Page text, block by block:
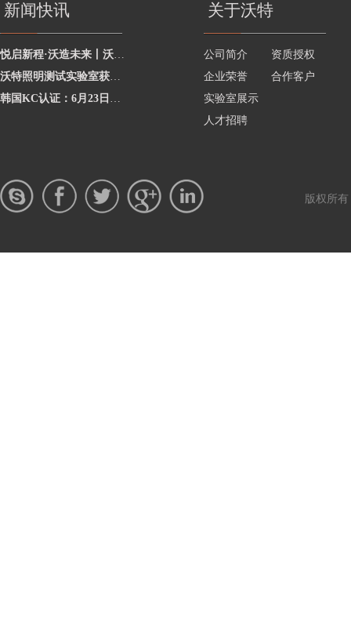
新闻快讯
悦启新程·沃造未来丨沃特学院2026年度讲师聘任暨2025年度优秀讲师颁奖活动圆
沃特照明测试实验室获澳洲灯具最新标准CNAS资质，助力企业合规出海澳洲市场
韩国KC认证：6月23日起将执行更严格的网络摄像头安全要求
关于沃特
公司简介
资质授权
企业荣誉
合作客户
实验室展示
人才招聘
版权所